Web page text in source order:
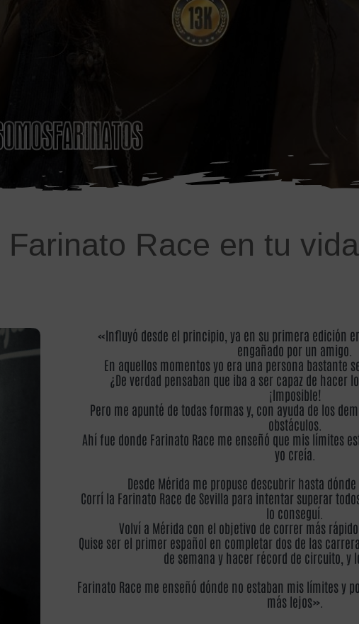
Race en tu
«Influyó desde el principio, ya en su primera edición
engañado por un amigo.
En aquellos momentos yo era una persona bastante
¿De verdad pensaban que iba a ser capaz de hacer
¡Imposible!
Pero me apunté de todas formas y, con ayuda de los
obstáculos.
Ahí fue donde Farinato Race me enseñó que mis límites
yo creía.
Desde Mérida me propuse descubrir hasta
Corrí la Farinato Race de Sevilla para intentar superar
lo conseguí.
Volví a Mérida con el objetivo de correr más
Quise ser el primer español en completar dos de las
de semana y hacer récord de circuito, y
Farinato Race me enseñó dónde no estaban mis límites y
más lejos».